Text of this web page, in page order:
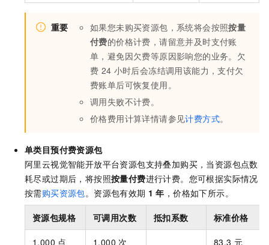
重要 如果您未购买资源包，系统将会按照按量
付费的价格计费，请留意并及时支付账
单，避免因欠费等原因影响您的业务。欠
费 24 小时后会冻结调用该能力，支付欠
费账单后可恢复使用。
调用失败不计费。
价格费用计算详情请参见计费方式。
单类目预付费资源包
阿里云视觉智能开放平台资源包支持叠加购买，当资源包点数
耗尽或过期后，将按照按量付费进行计费。您可根据实际情况
按需购买资源包。资源包有效期 1 年 ，价格如下所示。
资源包规格 可调用次数 抵扣系数 标准价格
1,000 点 1,000 次 83.3 元